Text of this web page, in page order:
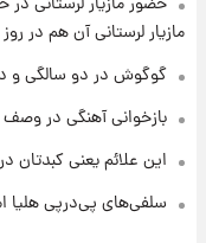
مازیار لرستانی آن هم در
گوگوش در دو سالگی و در
بازخوانی آهنگی در
این علائم یعنی
سلفی‌های پی‌درپی هلیا